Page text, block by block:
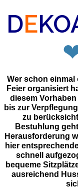
DE
Wer schon einmal
Feier organisiert
diesem
bis zur
zu
Bestuhlung
Herausforderung
hier
schnell
bequeme
ausreichend